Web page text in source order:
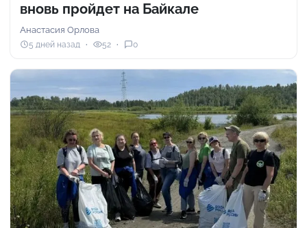
вновь пройдет на Байкале
Анастасия Орлова
5 дней назад 52 0